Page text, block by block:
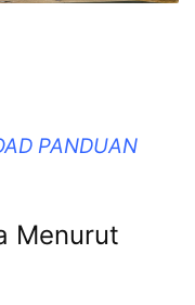
PANDUAN
Menurut